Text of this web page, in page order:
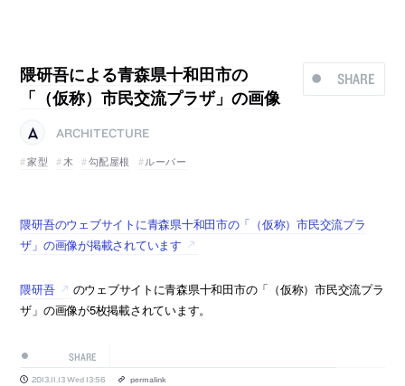
SHARE
隈研吾による青森県十和田市の
「（仮称）市民交流プラザ」の画像
ARCHITECTURE
家型
木 勾配屋根 ルーバー
隈研吾のウェブサイトに青森県十和田市の「（仮称）市民交流プラ
ザ」の画像が掲載されています
隈研吾
のウェブサイトに青森県十和田市の「（仮称）市民交流プラ
ザ」の画像が5枚掲載されています。
SHARE
2013.11.13 Wed 13:56 permalink